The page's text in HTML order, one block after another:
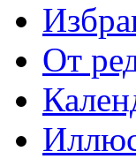
От